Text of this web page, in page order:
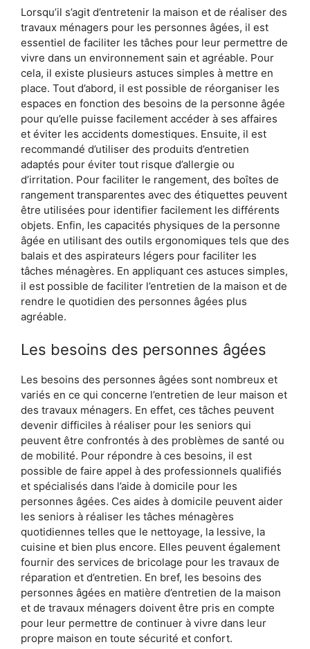
Lorsqu’il s’agit d’entretenir la maison et de réaliser des
travaux ménagers pour les personnes âgées, il est
essentiel de faciliter les tâches pour leur permettre de
vivre dans un environnement sain et agréable. Pour
cela, il existe plusieurs astuces simples à mettre en
place. Tout d’abord, il est possible de réorganiser les
espaces en fonction des besoins de la personne âgée
pour qu’elle puisse facilement accéder à ses affaires
et éviter les accidents domestiques. Ensuite, il est
recommandé d’utiliser des produits d’entretien
adaptés pour éviter tout risque d’allergie ou
d’irritation. Pour faciliter le rangement, des boîtes de
rangement transparentes avec des étiquettes peuvent
être utilisées pour identifier facilement les différents
objets. Enfin, les capacités physiques de la personne
âgée en utilisant des outils ergonomiques tels que des
balais et des aspirateurs légers pour faciliter les
tâches ménagères. En appliquant ces astuces simples,
il est possible de faciliter l’entretien de la maison et de
rendre le quotidien des personnes âgées plus
agréable.
Les besoins des personnes âgées
Les besoins des personnes âgées sont nombreux et
variés en ce qui concerne l’entretien de leur maison et
des travaux ménagers. En effet, ces tâches peuvent
devenir difficiles à réaliser pour les seniors qui
peuvent être confrontés à des problèmes de santé ou
de mobilité. Pour répondre à ces besoins, il est
possible de faire appel à des professionnels qualifiés
et spécialisés dans l’aide à domicile pour les
personnes âgées. Ces aides à domicile peuvent aider
les seniors à réaliser les tâches ménagères
quotidiennes telles que le nettoyage, la lessive, la
cuisine et bien plus encore. Elles peuvent également
fournir des services de bricolage pour les travaux de
réparation et d’entretien. En bref, les besoins des
personnes âgées en matière d’entretien de la maison
et de travaux ménagers doivent être pris en compte
pour leur permettre de continuer à vivre dans leur
propre maison en toute sécurité et confort.